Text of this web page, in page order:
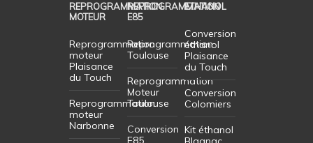
REPROGRAMMATION
MOTEUR
Reprogrammation
moteur
Plaisance
du Touch
Reprogrammation
moteur
Narbonne
REPROGRAMMATION
E85
Reprogrammation
Toulouse
Reprogrammation
Moteur
Toulouse
Conversion
E85
ETHANOL
Conversion
éthanol
Plaisance
du Touch
Conversion
Colomiers
Kit éthanol